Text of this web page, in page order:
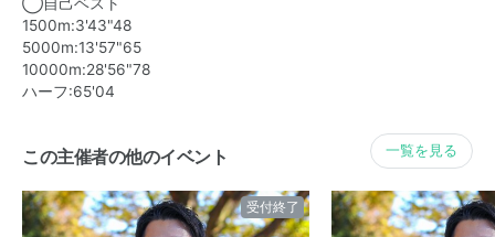
1500m:3'43"48
5000m:13'57"65
10000m:28'56"78
ハーフ:65'04
この主催者の他のイベント 一覧を見る
受付終了